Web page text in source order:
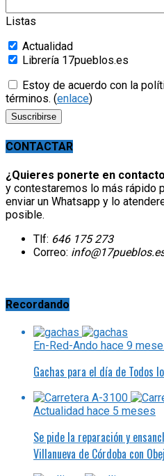
Listas
Actualidad
Librería 17pueblos.es
Estoy de acuerdo con la
términos. (enlace)
CONTACTAR
¿Quieres ponerte en
y contestaremos lo más rápido
enviar un Whatsapp y lo
posible.
Tlf: 646 175 273
Correo:
Recordando
En-Red-Ando hace 9
Gachas para el día de Todos
Actualidad hace 5 meses
Se pide la reparación y
Villanueva de Córdoba con